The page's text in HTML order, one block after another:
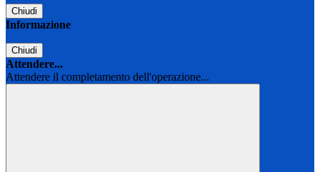
Chiudi
Informazione
Chiudi
Attendere...
Attendere il completamento dell'operazione...